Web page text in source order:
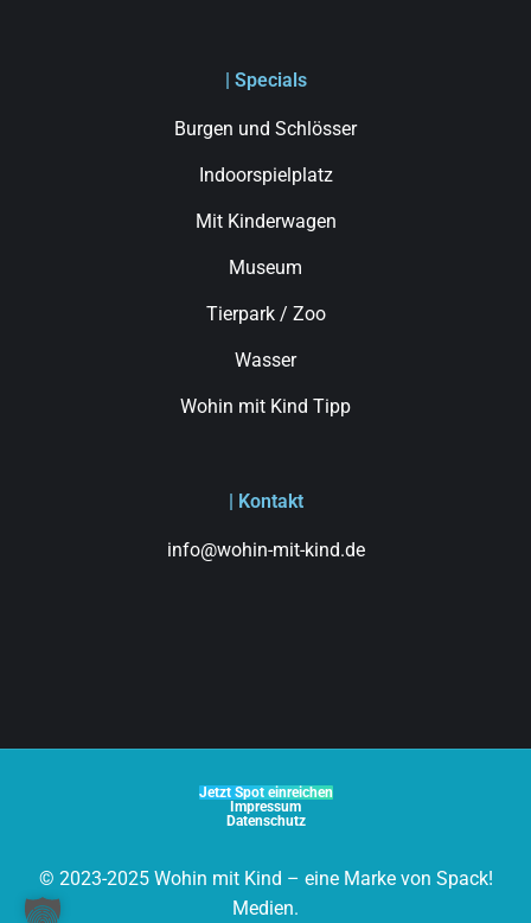
| Specials
Burgen und Schlösser
Indoorspielplatz
Mit Kinderwagen
Museum
Tierpark / Zoo
Wasser
Wohin mit Kind Tipp
| Kontakt
info@wohin-mit-kind.de
© 2023-2025 Wohin mit Kind – eine Marke von Spack!
Medien.
Jetzt Spot einreichen
Impressum
Datenschutz